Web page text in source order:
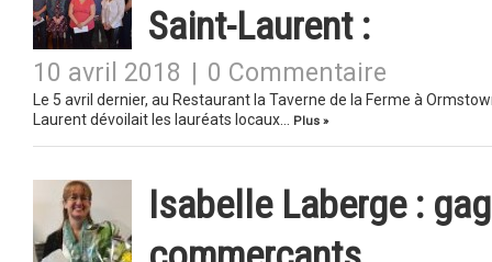
Saint-Laurent :
10 avril 2018 0 Commentaire
Le 5 avril dernier, au Restaurant la Taverne de la Ferme à
Laurent dévoilait les lauréats locaux…
Plus »
Isabelle Laberge :